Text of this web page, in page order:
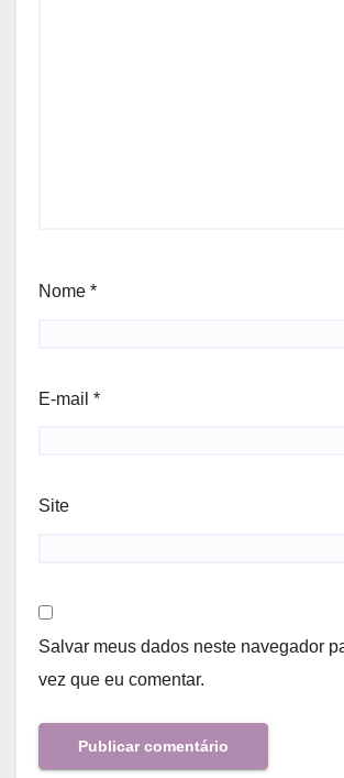
Nome *
E-mail *
Site
Salvar meus dados neste navegador
vez que eu comentar.